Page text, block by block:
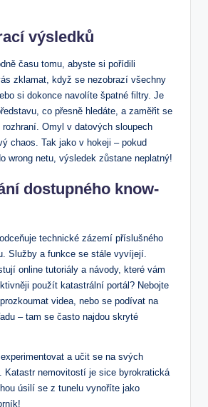
výsledků
času tomu, abyste si pořídili
zklamat, když se nezobrazí všechny
si dokonce navolíte špatné filtry. Je
co přesně hledáte, a zaměřit se
Omyl v datových sloupech
chaos. Tak jako v hokeji – pokud
wrong netu, výsledek zůstane neplatný!
dostupného know-
technické zázemí příslušného
Služby a funkce se stále vyvíjejí.
online tutoriály a návody, které vám
použít katastrální portál? Nebojte
videa, nebo se podívat na
– tam se často najdou skryté
a učit se na svých
Katastr nemovitostí je sice byrokratická
úsilí se z tunelu vynoříte jako